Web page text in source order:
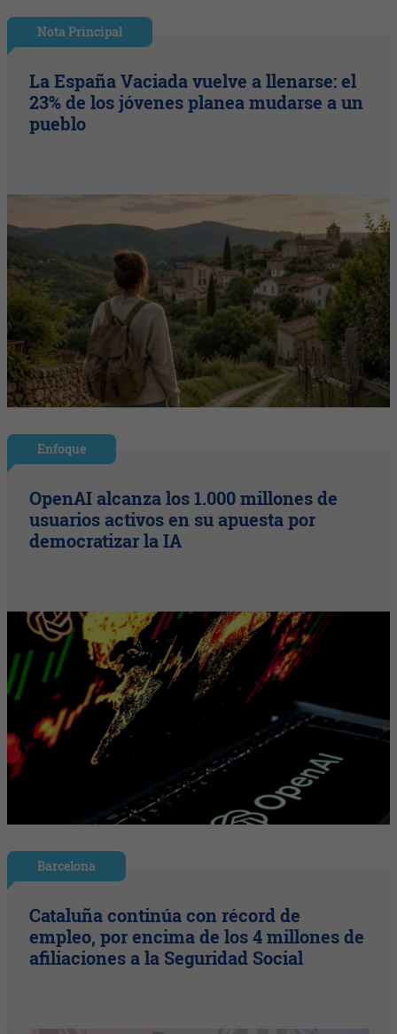
Nota Principal
La España Vaciada vuelve a llenarse: el
23% de los jóvenes planea mudarse a un
pueblo
Enfoque
OpenAI alcanza los 1.000 millones de
usuarios activos en su apuesta por
democratizar la IA
Barcelona
Cataluña continúa con récord de
empleo, por encima de los 4 millones de
afiliaciones a la Seguridad Social